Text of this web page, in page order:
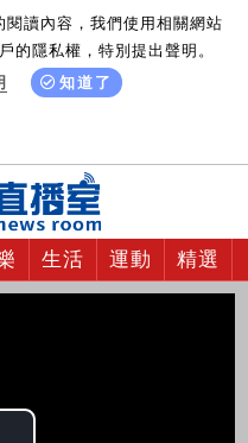
閱讀內容，我們使用相關網站
的隱私權，特別提出聲明。
知道了
生活 運動 精選